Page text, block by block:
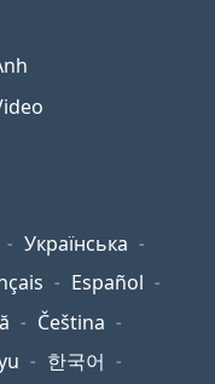
Українська
Español
Čeština
한국어